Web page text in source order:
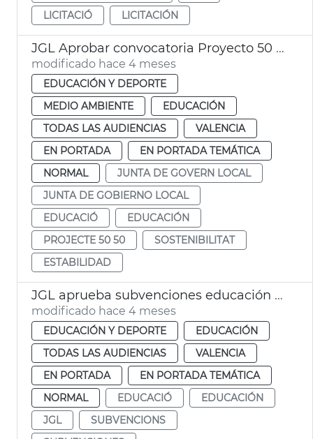
LICITACIÓ
LICITACIÓN
JGL Aprobar convocatoria Proyecto 50 50 curso 2026-2027
modificado hace 4 meses
EDUCACIÓN Y DEPORTE
MEDIO AMBIENTE
EDUCACIÓN
TODAS LAS AUDIENCIAS
VALENCIA
EN PORTADA
EN PORTADA TEMÁTICA
NORMAL
JUNTA DE GOVERN LOCAL
JUNTA DE GOBIERNO LOCAL
EDUCACIÓ
EDUCACIÓN
PROJECTE 50 50
SOSTENIBILITAT
ESTABILIDAD
JGL aprueba subvenciones educación infantil València
modificado hace 4 meses
EDUCACIÓN Y DEPORTE
EDUCACIÓN
TODAS LAS AUDIENCIAS
VALENCIA
EN PORTADA
EN PORTADA TEMÁTICA
NORMAL
EDUCACIÓ
EDUCACIÓN
JGL
SUBVENCIONS